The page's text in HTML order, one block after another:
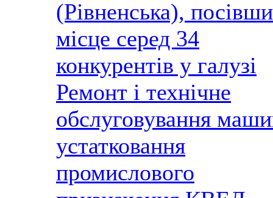
(Рівненська),
місце серед 34
конкурентів у галузі
Ремонт і технічне
обслуговування
устатковання
промислового